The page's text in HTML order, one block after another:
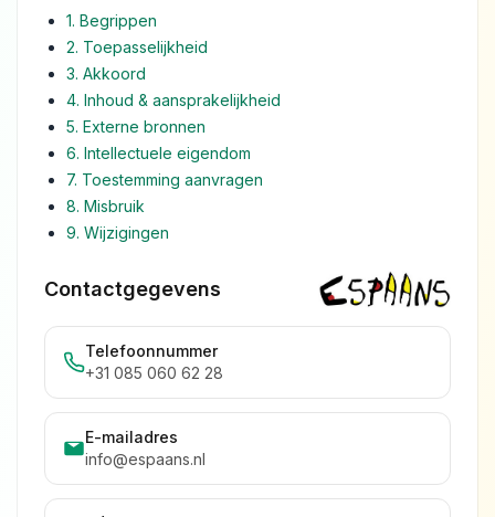
1. Begrippen
2. Toepasselijkheid
3. Akkoord
4. Inhoud & aansprakelijkheid
5. Externe bronnen
6. Intellectuele eigendom
7. Toestemming aanvragen
8. Misbruik
9. Wijzigingen
Contactgegevens
Telefoonnummer
+31 085 060 62 28
E-mailadres
info@espaans.nl